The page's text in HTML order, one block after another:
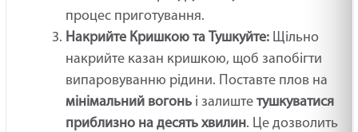
процес приготування.
Накрийте Кришкою та Тушкуйте: Щільно
накрийте казан кришкою, щоб запобігти
випаровуванню рідини. Поставте плов на
мінімальний вогонь і залиштетушкуватися
приблизно на десять хвилин. Це дозволить